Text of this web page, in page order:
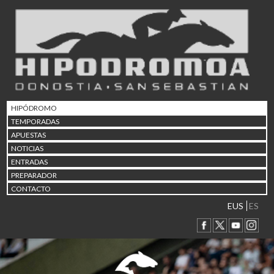
HIPÓDROMO
TEMPORADAS
APUESTAS
NOTICIAS
ENTRADAS
PREPARADOR
CONTACTO
EUS ES
02/08 17:30 Abuztuaren 2a / 2 de
Abuztuaren 9a / 9 de
12/08 12:24 Abuztaren 12a / 12 de
15/08 17:05 Abuztuaren 15a / 15 de
23/08 17:30 Abuztuaren 23a / 23 de
30/08 17:30 Abuztuaren 30a / 30 de
02/09 11:15
06/09 17:30 Irailaren 6a / 6 de
Irailaren 13a / 13 de
30/09 11:30 Irailaren 30a / 30 de